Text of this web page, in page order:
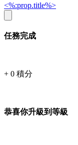
<%:prop.title%>
任務完成
+ 0 積分
恭喜你升級到等級